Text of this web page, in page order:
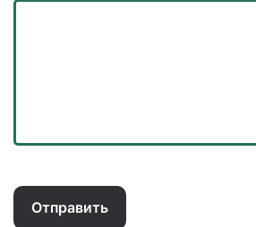
Отправить